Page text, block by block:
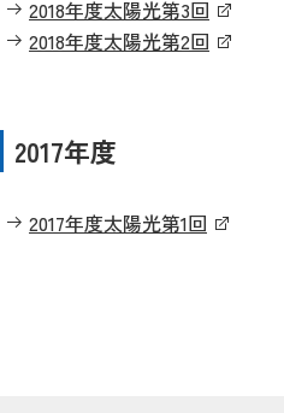
2018年度太陽光第3回
2018年度太陽光第2回
2017年度
2017年度太陽光第1回